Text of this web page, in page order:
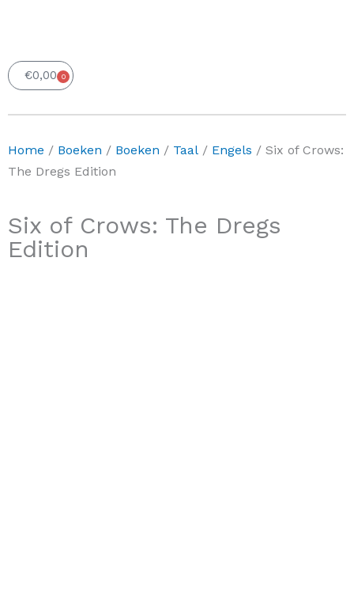
€0,00 0
Winkelwagen
Home / Boeken / Boeken / Taal / Engels / Six of Crows:
The Dregs Edition
Six of Crows: The Dregs
Edition